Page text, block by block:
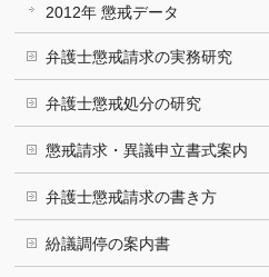
2012年 懲戒データ
弁護士懲戒請求の実務研究
弁護士懲戒処分の研究
懲戒請求・異議申立書式案内
弁護士懲戒請求の書き方
紛議調停の案内書